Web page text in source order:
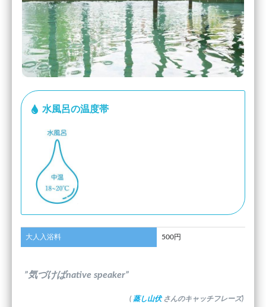
水風呂の温度帯
大人入浴料 500円
”気づけばnative speaker”
( 蒸し山伏 さんのキャッチフレーズ)